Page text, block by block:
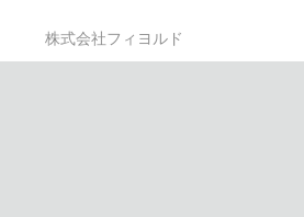
株式会社フィヨルド